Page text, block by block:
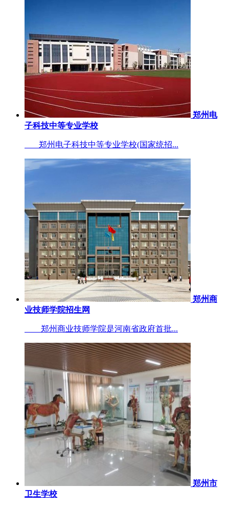
郑州电
子科技中等专业学校
郑州电子科技中等专业学校(国家统招...
郑州商
业技师学院招生网
郑州商业技师学院是河南省政府首批...
郑州市
卫生学校